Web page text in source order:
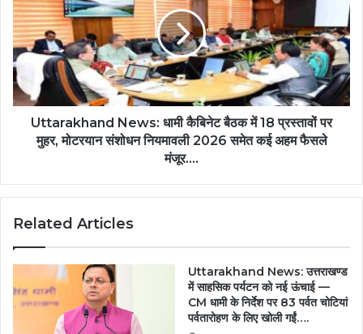
Uttarakhand News: धामी कैबिनेट बैठक में 18 प्रस्तावों पर
मुहर, मोटरयान संशोधन नियमावली 2026 समेत कई अहम फैसले
मंजूर....
Related Articles
Uttarakhand News: उत्तराखण्ड
में साहसिक पर्यटन को नई ऊंचाई —
CM धामी के निर्देश पर 83 पर्वत चोटियां
पर्वतारोहण के लिए खोली गईं….